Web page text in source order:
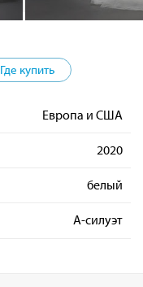
Где купить
Европа и США
2020
белый
А-силуэт